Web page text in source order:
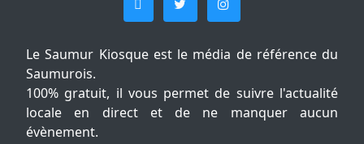
Le Saumur Kiosque est le média de référence du
Saumurois.
100% gratuit, il vous permet de suivre l'actualité
locale en direct et de ne manquer aucun
évènement.